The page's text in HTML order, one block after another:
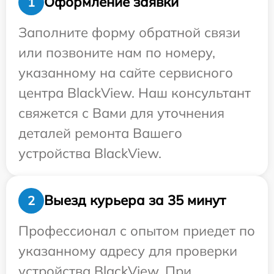
Заполните форму обратной связи
или позвоните нам по номеру,
указанному на сайте сервисного
центра BlackView. Наш консультант
свяжется с Вами для уточнения
деталей ремонта Вашего
устройства BlackView.
2
Выезд курьера за 35 минут
Профессионал с опытом приедет по
указанному адресу для проверки